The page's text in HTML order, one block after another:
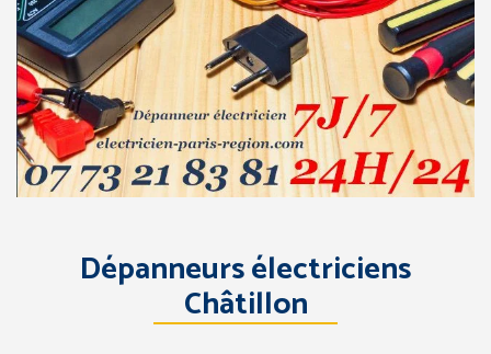
Dépanneurs électriciens
Châtillon